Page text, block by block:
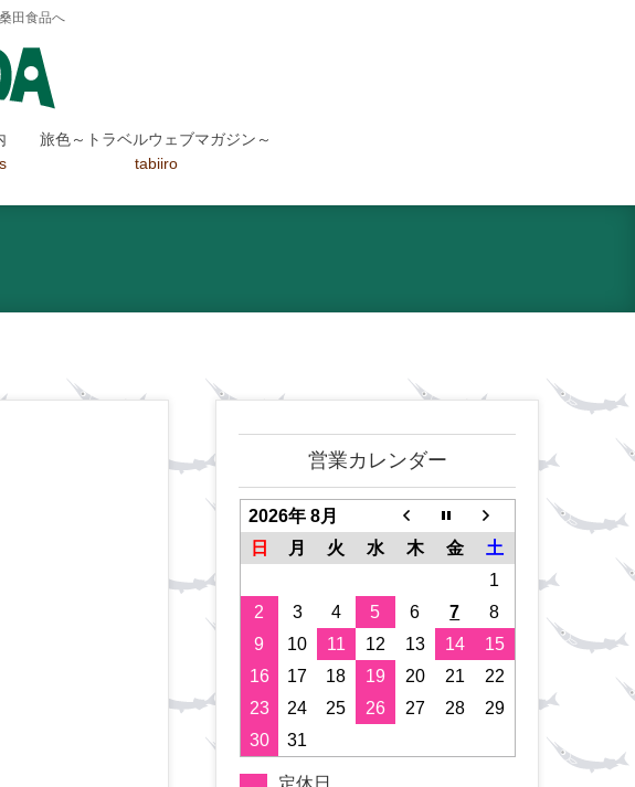
田食品へ
旅色～トラベルウェブマガジン～
tabiiro
営業カレンダー
2026年 8月
日
月 火 水 木 金
土
1
2
3 4 5 6 7
8
9
10 11 12 13 14
15
16
17 18 19 20 21
22
23
24 25 26 27 28
29
30
31
定休日